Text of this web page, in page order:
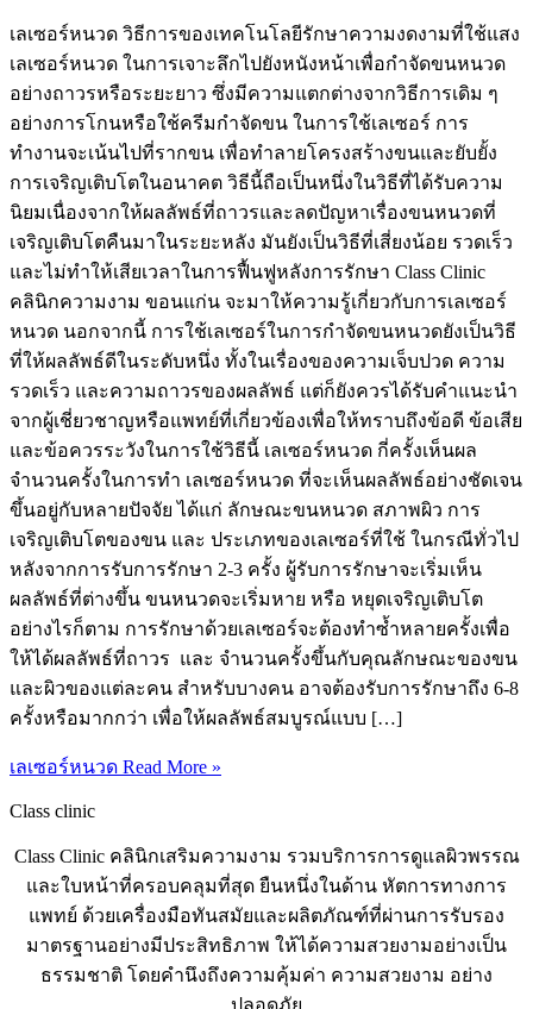
เลเซอร์หนวด วิธีการของเทคโนโลยีรักษาความงดงามที่ใช้แสง
เลเซอร์หนวด ในการเจาะลึกไปยังหนังหน้าเพื่อกำจัดขนหนวด
อย่างถาวรหรือระยะยาว ซึ่งมีความแตกต่างจากวิธีการเดิม ๆ
อย่างการโกนหรือใช้ครีมกำจัดขน ในการใช้เลเซอร์ การ
ทำงานจะเน้นไปที่รากขน เพื่อทำลายโครงสร้างขนและยับยั้ง
การเจริญเติบโตในอนาคต วิธีนี้ถือเป็นหนึ่งในวิธีที่ได้รับความ
นิยมเนื่องจากให้ผลลัพธ์ที่ถาวรและลดปัญหาเรื่องขนหนวดที่
เจริญเติบโตคืนมาในระยะหลัง มันยังเป็นวิธีที่เสี่ยงน้อย รวดเร็ว
และไม่ทำให้เสียเวลาในการฟื้นฟูหลังการรักษา Class Clinic
คลินิกความงาม ขอนแก่น จะมาให้ความรู้เกี่ยวกับการเลเซอร์
หนวด นอกจากนี้ การใช้เลเซอร์ในการกำจัดขนหนวดยังเป็นวิธี
ที่ให้ผลลัพธ์ดีในระดับหนึ่ง ทั้งในเรื่องของความเจ็บปวด ความ
รวดเร็ว และความถาวรของผลลัพธ์ แต่ก็ยังควรได้รับคำแนะนำ
จากผู้เชี่ยวชาญหรือแพทย์ที่เกี่ยวข้องเพื่อให้ทราบถึงข้อดี ข้อเสีย
และข้อควรระวังในการใช้วิธีนี้ เลเซอร์หนวด กี่ครั้งเห็นผล
จำนวนครั้งในการทำ เลเซอร์หนวด ที่จะเห็นผลลัพธ์อย่างชัดเจน
ขึ้นอยู่กับหลายปัจจัย ได้แก่ ลักษณะขนหนวด สภาพผิว การ
เจริญเติบโตของขน และ ประเภทของเลเซอร์ที่ใช้ ในกรณีทั่วไป
หลังจากการรับการรักษา 2-3 ครั้ง ผู้รับการรักษาจะเริ่มเห็น
ผลลัพธ์ที่ต่างขึ้น ขนหนวดจะเริ่มหาย หรือ หยุดเจริญเติบโต
อย่างไรก็ตาม การรักษาด้วยเลเซอร์จะต้องทำซ้ำหลายครั้งเพื่อ
ให้ได้ผลลัพธ์ที่ถาวร และ จำนวนครั้งขึ้นกับคุณลักษณะของขน
และผิวของแต่ละคน สำหรับบางคน อาจต้องรับการรักษาถึง 6-8
ครั้งหรือมากกว่า เพื่อให้ผลลัพธ์สมบูรณ์แบบ […]
เลเซอร์หนวด Read More »
Class clinic
Class Clinic คลินิกเสริมความงาม รวมบริการการดูแลผิวพรรณ
และใบหน้าที่ครอบคลุมที่สุด ยืนหนึ่งในด้าน หัตการทางการ
แพทย์ ด้วยเครื่องมือทันสมัยและผลิตภัณฑ์ที่ผ่านการรับรอง
มาตรฐานอย่างมีประสิทธิภาพ ให้ได้ความสวยงามอย่างเป็น
ธรรมชาติ โดยคำนึงถึงความคุ้มค่า ความสวยงาม อย่าง
ปลอดภัย